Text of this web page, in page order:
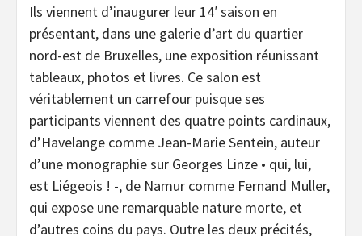
Ils viennent d’inaugurer leur 14′ saison en
présentant, dans une galerie d’art du quartier
nord-est de Bruxelles, une exposition réunissant
tableaux, photos et livres. Ce salon est
véritablement un carrefour puisque ses
participants viennent des quatre points cardinaux,
d’Havelange comme Jean-Marie Sentein, auteur
d’une monographie sur Georges Linze • qui, lui,
est Liégeois ! -, de Namur comme Fernand Muller,
qui expose une remarquable nature morte, et
d’autres coins du pays. Outre les deux précités,